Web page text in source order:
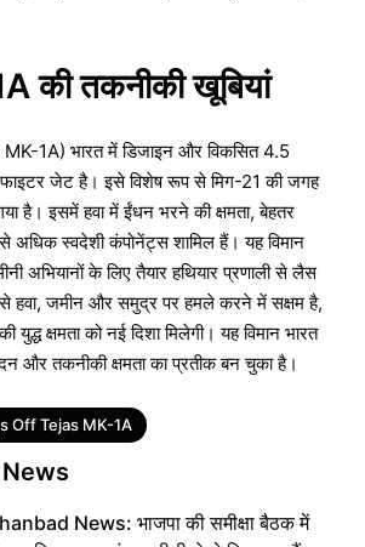
की तकनीकी खूबियां
1A) भारत में डिजाइन और विकसित 4.5
जेट है। इसे विशेष रूप से मिग-21 की जगह
है। इसमें हवा में ईंधन भरने की क्षमता, बेहतर
अधिक स्वदेशी कंपोनेंट्स शामिल हैं। यह विमान
अभियानों के लिए तैयार हथियार प्रणाली से लैस
हवा, जमीन और समुद्र पर हमले करने में सक्षम है,
युद्ध क्षमता को नई दिशा मिलेगी। यह विमान भारत
और तकनीकी क्षमता का प्रतीक बन चुका है।
Off Tejas MK-1A
News: भाजपा की समीक्षा बैठक में